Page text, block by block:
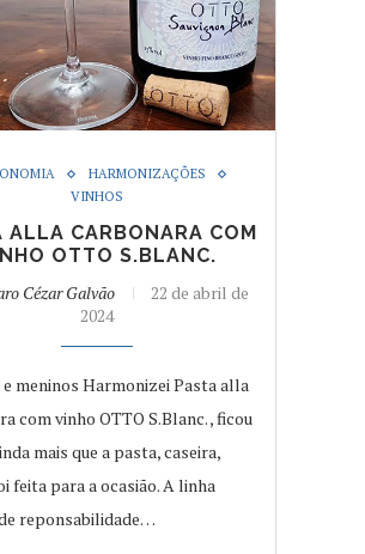
HARMONIZAÇÕES
VINHOS
ALLA CARBONARA COM
OTTO S.BLANC.
Cézar Galvão
22 de abril de
2024
meninos Harmonizei Pasta alla
com vinho OTTO S.Blanc. , ficou
mais que a pasta, caseira,
feita para a ocasião. A linha
reponsabilidade…